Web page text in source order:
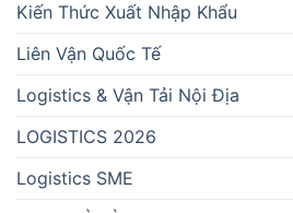
Kiến Thức Xuất Nhập Khẩu
Liên Vận Quốc Tế
Logistics & Vận Tải Nội Địa
LOGISTICS 2026
Logistics SME